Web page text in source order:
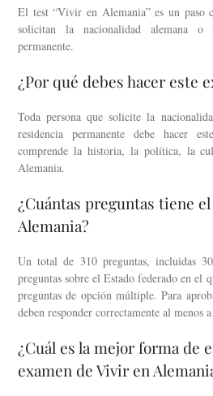
El test “Vivir en Alemania” es un paso
solicitan la nacionalidad alemana o
permanente.
¿Por qué debes hacer este
Toda persona que solicite la
residencia permanente debe hacer
comprende la historia, la política, la
Alemania.
¿Cuántas preguntas tiene
Alemania?
Un total de 310 preguntas, incluidas
preguntas sobre el Estado federado en el
preguntas de opción múltiple. Para
deben responder correctamente al menos
¿Cuál es la mejor forma de
examen de Vivir en